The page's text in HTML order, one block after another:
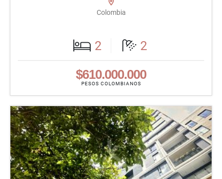
Colombia
2 2
$610.000.000
PESOS COLOMBIANOS